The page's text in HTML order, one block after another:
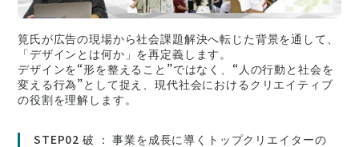
筧氏が広告の現場から社会課題解決へ転じた背景を通して、
「デザインとは何か」を再定義します。
デザインを“形を整えること”ではなく、“人の行動と社会を
変える行為”として捉え、現代社会におけるクリエイティブ
の役割を理解します。
STEP02 破 ： 事業を成長に導くトップクリエイターの